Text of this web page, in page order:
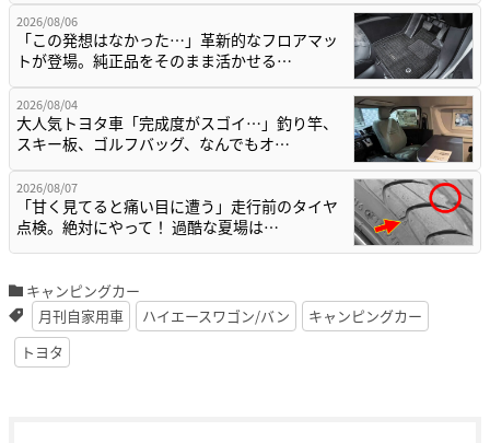
2026/08/06
「この発想はなかった…」革新的なフロアマッ
トが登場。純正品をそのまま活かせる…
2026/08/04
大人気トヨタ車「完成度がスゴイ…」釣り竿、
スキー板、ゴルフバッグ、なんでもオ…
2026/08/07
「甘く見てると痛い目に遭う」走行前のタイヤ
点検。絶対にやって！ 過酷な夏場は…
キャンピングカー
月刊自家用車
ハイエースワゴン/バン
キャンピングカー
トヨタ